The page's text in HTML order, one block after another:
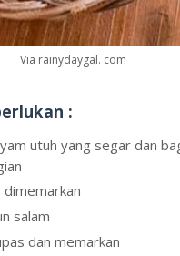
Via rainydaygal. com
:
utuh yang segar dan
dimemarkan
salam
dan memarkan